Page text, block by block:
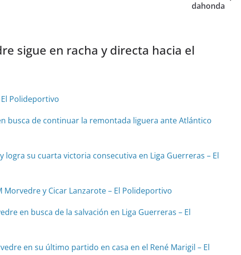
dahonda
sigue en racha y directa hacia el
Polideportivo
busca de continuar la remontada liguera ante Atlántico
logra su cuarta victoria consecutiva en Liga Guerreras – El
Morvedre y Cicar Lanzarote – El Polideportivo
en busca de la salvación en Liga Guerreras – El
en su último partido en casa en el René Marigil – El